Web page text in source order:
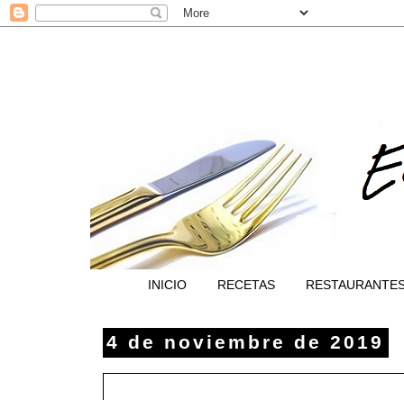
INICIO RECETAS
4 de noviembre de 2019